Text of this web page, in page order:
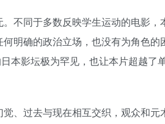
不同于多数反映学生运动的电影，
明确的政治立场，也没有为角色的
本影坛极为罕见，也让本片超越了
、过去与现在相互交织，观众和元